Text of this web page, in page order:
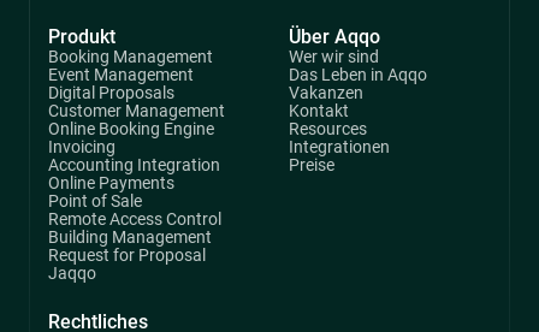
Produkt
Booking Management
Event Management
Digital Proposals
Customer Management
Online Booking Engine
Invoicing
Accounting Integration
Online Payments
Point of Sale
Remote Access Control
Building Management
Request for Proposal
Jaqqo
Über Aqqo
Wer wir sind
Das Leben in Aqqo
Vakanzen
Kontakt
Resources
Integrationen
Preise
Rechtliches